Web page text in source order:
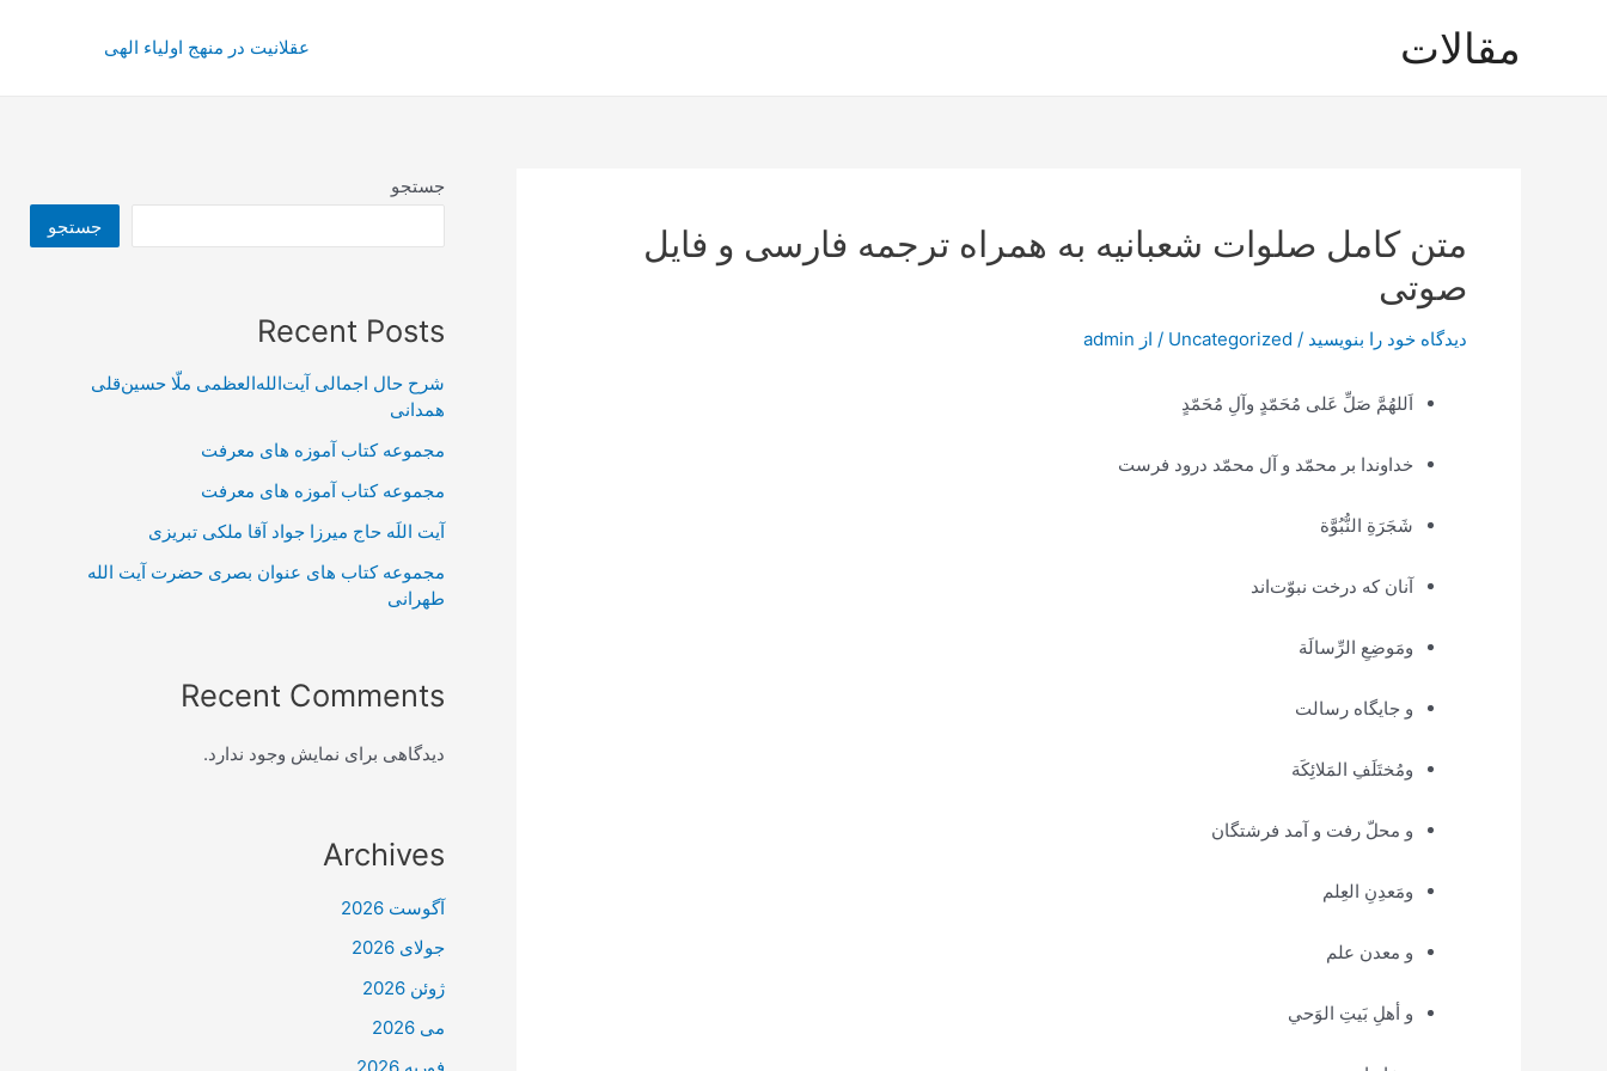
مقالات عقلانیت در منهج اولیاء الهی
متن کامل صلوات شعبانیه به همراه ترجمه فارسی و فایل
صوتی
دیدگاه‌ خود را بنویسید /
Uncategorized / از admin
اَللهُمَّ صَلِّ عَلى مُحَمّدٍ وآلِ مُحَمّدٍ
خداوندا بر محمّد و آل محمّد درود فرست
شَجَرَةِ النُّبُوَّة
آنان که درخت نبوّت‌اند
ومَوضِعِ الرِّسالَة
و جایگاه رسالت
ومُختَلَفِ المَلائِكَة
و محلّ رفت و آمد فرشتگان
ومَعدِنِ العِلم
و معدن علم
و أهلِ بَيتِ الوَحي
جستجو
جستجو
Recent Posts
شرح حال اجمالی آیت‌الله‌العظمی ملّا حسین‌قلی
همدانی
مجموعه کتاب آموزه های معرفت
مجموعه کتاب آموزه های معرفت
آیت اللَه حاج میرزا جواد آقا ملکی تبریزی
مجموعه کتاب های عنوان بصری حضرت آیت الله
طهرانی
Recent Comments
دیدگاهی برای نمایش وجود ندارد.
Archives
آگوست 2026
جولای 2026
ژوئن 2026
می 2026